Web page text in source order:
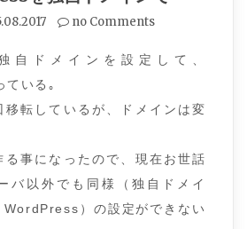
no Comments
自ドメインを設定して、
いる｡
移転しているが、ドメインは変
る事になったので、現在お世話
バ以外でも同様（独自ドメイ
WordPress）の設定ができない